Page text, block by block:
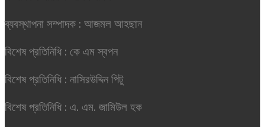
ব্যবস্থাপনা সম্পাদক : আজমল আহছান
বিশেষ প্রতিনিধি : কে এম স্বপন
বিশেষ প্রতিনিধি : নাসিরউদ্দিন পিটু
বিশেষ প্রতিনিধি : এ. এম. জামিউল হক